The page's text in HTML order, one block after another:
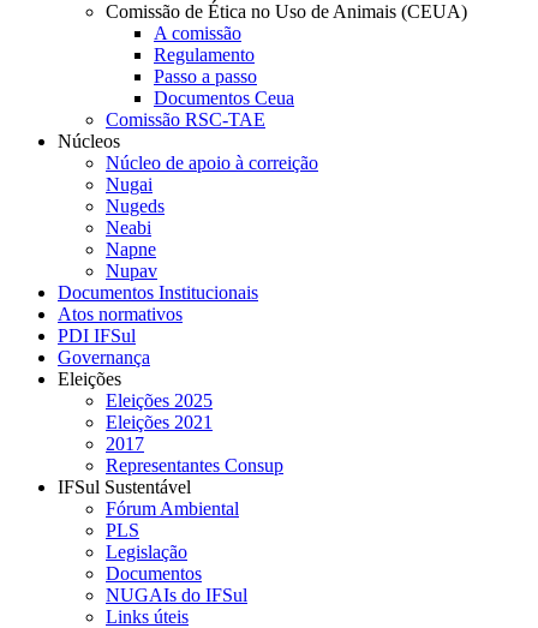
Comissão de Ética no Uso de Animais (CEUA)
A comissão
Regulamento
Passo a passo
Documentos Ceua
Comissão RSC-TAE
Núcleos
Núcleo de apoio à correição
Nugai
Nugeds
Neabi
Napne
Nupav
Documentos Institucionais
Atos normativos
PDI IFSul
Governança
Eleições
Eleições 2025
Eleições 2021
2017
Representantes Consup
IFSul Sustentável
Fórum Ambiental
PLS
Legislação
Documentos
NUGAIs do IFSul
Links úteis